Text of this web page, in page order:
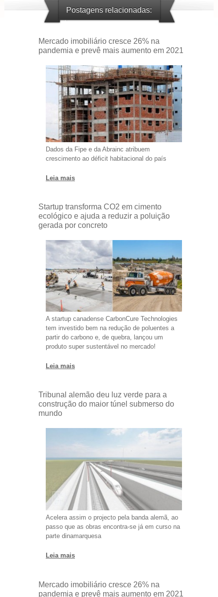
Postagens relacionadas:
Mercado imobiliário cresce 26% na
pandemia e prevê mais aumento em 2021
Dados da Fipe e da Abrainc atribuem
crescimento ao déficit habitacional do país
Leia mais
Startup transforma CO2 em cimento
ecológico e ajuda a reduzir a poluição
gerada por concreto
A startup canadense CarbonCure Technologies
tem investido bem na redução de poluentes a
partir do carbono e, de quebra, lançou um
produto super sustentável no mercado!
Leia mais
Tribunal alemão deu luz verde para a
construção do maior túnel submerso do
mundo
Acelera assim o projecto pela banda alemã, ao
passo que as obras encontra-se já em curso na
parte dinamarquesa
Leia mais
Mercado imobiliário cresce 26% na
pandemia e prevê mais aumento em 2021